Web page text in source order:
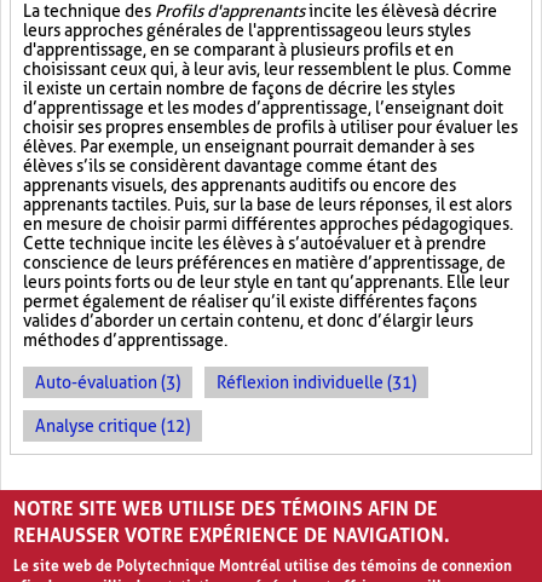
La technique des Profils d'apprenantsincite les élèves à décrire
leurs approches générales de l'apprentissage ou leurs styles
d'apprentissage, en se comparant à plusieurs profils et en
choisissant ceux qui, à leur avis, leur ressemblent le plus. Comme
il existe un certain nombre de façons de décrire les styles
d’apprentissage et les modes d’apprentissage, l’enseignant doit
choisir ses propres ensembles de profils à utiliser pour évaluer les
élèves. Par exemple, un enseignant pourrait demander à ses
élèves s’ils se considèrent davantage comme étant des
apprenants visuels, des apprenants auditifs ou encore des
apprenants tactiles. Puis, sur la base de leurs réponses, il est alors
en mesure de choisir parmi différentes approches pédagogiques.
Cette technique incite les élèves à s’autoévaluer et à prendre
conscience de leurs préférences en matière d’apprentissage, de
leurs points forts ou de leur style en tant qu’apprenants. Elle leur
permet également de réaliser qu’il existe différentes façons
valides d’aborder un certain contenu, et donc d’élargir leurs
méthodes d’apprentissage.
Auto-évaluation (3) Réflexion individuelle (31)
Analyse critique (12)
PAGES
« ‹ 1 2 3
NOTRE SITE WEB UTILISE DES TÉMOINS AFIN DE
REHAUSSER VOTRE EXPÉRIENCE DE NAVIGATION.
Le site web de Polytechnique Montréal utilise des témoins de connexion